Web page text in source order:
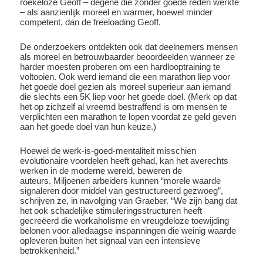
roekeloze Geoff – degene die zonder goede reden werkte
– als aanzienlijk moreel en warmer, hoewel minder
competent, dan de freeloading Geoff.
De onderzoekers ontdekten ook dat deelnemers mensen
als moreel en betrouwbaarder beoordeelden wanneer ze
harder moesten proberen om een ​​hardlooptraining te
voltooien. Ook werd iemand die een marathon liep voor
het goede doel gezien als moreel superieur aan iemand
die slechts een 5K liep voor het goede doel. (Merk op dat
het op zichzelf al vreemd bestraffend is om mensen te
verplichten een marathon te lopen voordat ze geld geven
aan het goede doel van hun keuze.)
Hoewel de werk-is-goed-mentaliteit misschien
evolutionaire voordelen heeft gehad, kan het averechts
werken in de moderne wereld, beweren de
auteurs. Miljoenen arbeiders kunnen “morele waarde
signaleren door middel van gestructureerd gezwoeg”,
schrijven ze, in navolging van Graeber. “We zijn bang dat
het ook schadelijke stimuleringsstructuren heeft
gecreëerd die workaholisme en vreugdeloze toewijding
belonen voor alledaagse inspanningen die weinig waarde
opleveren buiten het signaal van een intensieve
betrokkenheid.”